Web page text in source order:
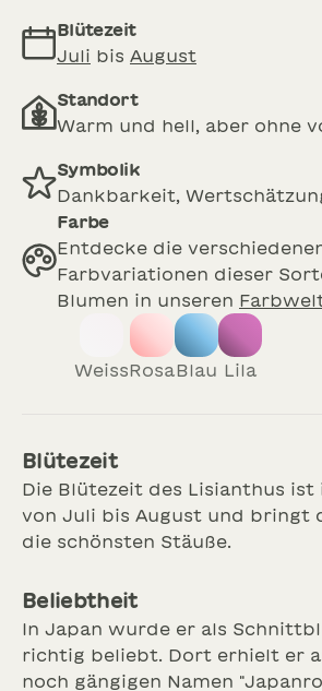
Blütezeit
Juli bis August
Standort
Warm und hell, aber ohne
Symbolik
Dankbarkeit,
Farbe
Entdecke die
Farbvariationen dieser
Blumen in unseren
weiss rosa blau lila
Blütezeit
Die Blütezeit des Lisianthus ist
von Juli bis August und bringt
die schönsten Stäuße.
Beliebtheit
In Japan wurde er als
richtig beliebt. Dort erhielt er
noch gängigen Namen